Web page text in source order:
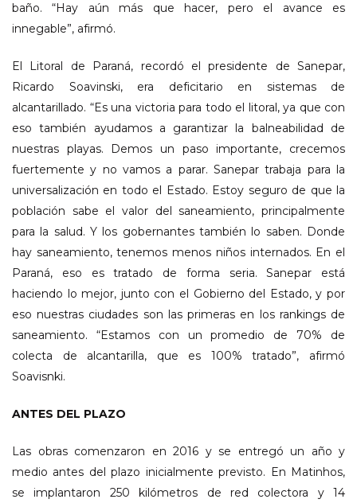
baño. “Hay aún más que hacer, pero el avance es
innegable”, afirmó.
El Litoral de Paraná, recordó el presidente de Sanepar,
Ricardo Soavinski, era deficitario en sistemas de
alcantarillado. “Es una victoria para todo el litoral, ya que con
eso también ayudamos a garantizar la balneabilidad de
nuestras playas. Demos un paso importante, crecemos
fuertemente y no vamos a parar. Sanepar trabaja para la
universalización en todo el Estado. Estoy seguro de que la
población sabe el valor del saneamiento, principalmente
para la salud. Y los gobernantes también lo saben. Donde
hay saneamiento, tenemos menos niños internados. En el
Paraná, eso es tratado de forma seria. Sanepar está
haciendo lo mejor, junto con el Gobierno del Estado, y por
eso nuestras ciudades son las primeras en los rankings de
saneamiento. “Estamos con un promedio de 70% de
colecta de alcantarilla, que es 100% tratado”, afirmó
Soavisnki.
ANTES DEL PLAZO
Las obras comenzaron en 2016 y se entregó un año y
medio antes del plazo inicialmente previsto. En Matinhos,
se implantaron 250 kilómetros de red colectora y 14